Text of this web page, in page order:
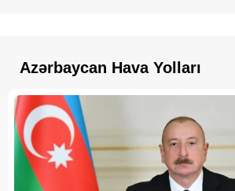
Azərbaycan Hava Yolları